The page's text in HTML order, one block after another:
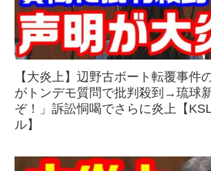
【大炎上】辺野古ボート転覆事件
がトンデモ質問で批判殺到→琉球
ぞ！」訴訟恫喝でさらに炎上【
ル】